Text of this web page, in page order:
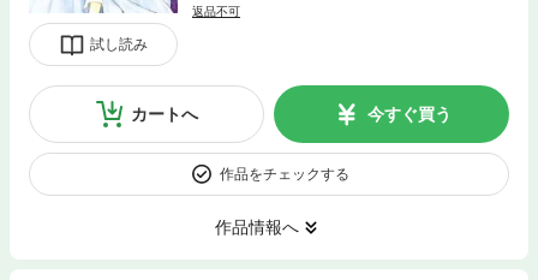
試し読み
返品不可
カートへ 今すぐ買う
作品をチェックする
作品情報へ